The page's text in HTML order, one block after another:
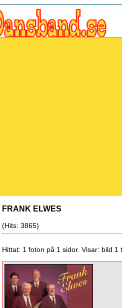
FRANK ELWES
(Hits: 3865)
Hittat: 1 foton på 1 sidor. Visar: bild 1